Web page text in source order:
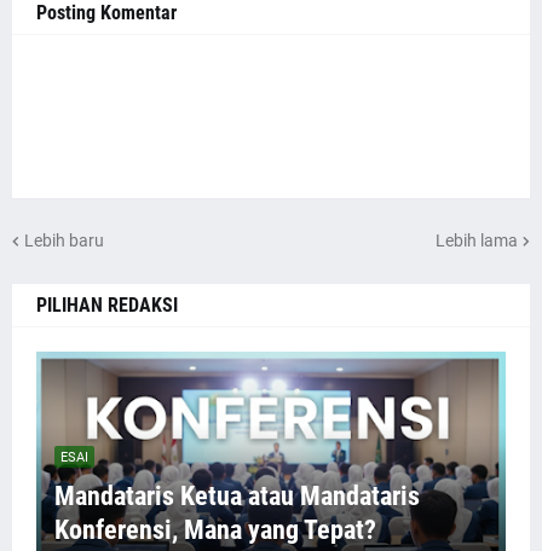
Posting Komentar
Lebih baru Lebih lama
PILIHAN REDAKSI
ESAI
Mandataris Ketua atau Mandataris
Konferensi, Mana yang Tepat?